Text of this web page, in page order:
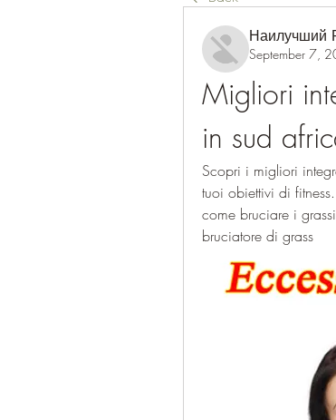
Наилучший
September 7,
Migliori
in sud
Scopri i migliori
tuoi obiettivi di
come bruciare i
bruciatore di grass